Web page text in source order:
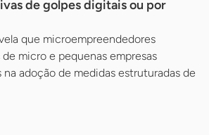
de golpes digitais ou por
que microempreendedores
micro e pequenas empresas
adoção de medidas estruturadas de